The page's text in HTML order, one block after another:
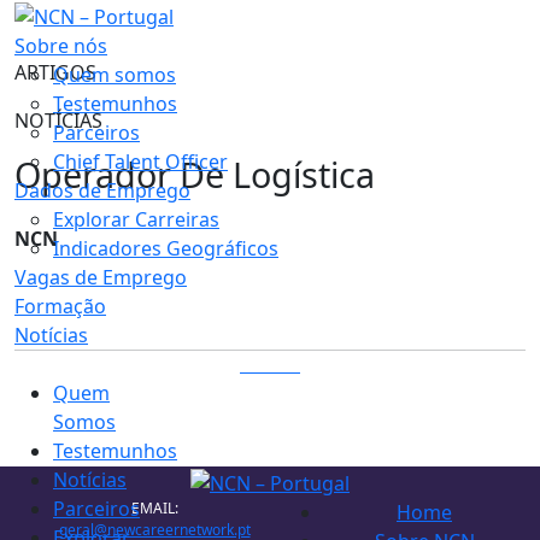
Sobre nós
Quem somos
Testemunhos
Parceiros
Chief Talent Officer
Dados de Emprego
Explorar Carreiras
Indicadores Geográficos
Vagas de Emprego
Formação
Notícias
Quem
Somos
Testemunhos
Notícias
Parceiros
ARTIGOS
NOTÍCIAS
Operador De Logística
NCN
EMAIL:
geral@newcareernetwork.pt
Home